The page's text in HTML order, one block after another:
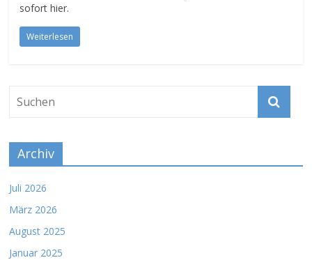
sofort hier.
Weiterlesen
Archiv
Juli 2026
März 2026
August 2025
Januar 2025